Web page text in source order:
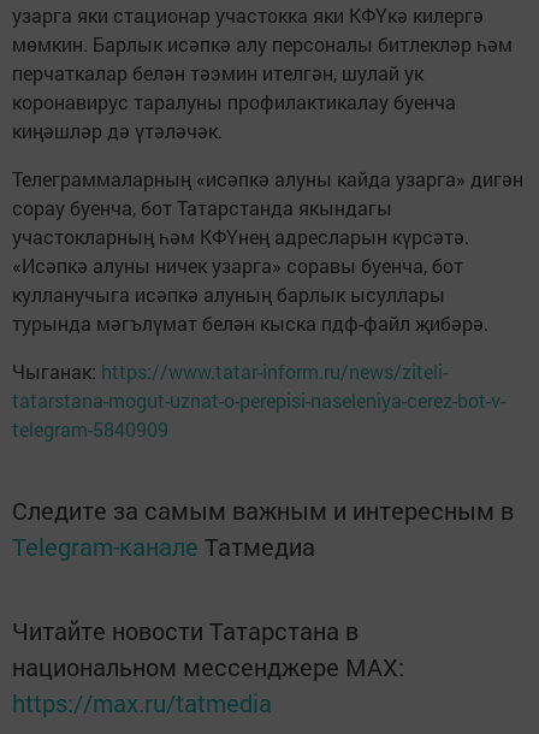
узарга яки стационар участокка яки КФҮкә килергә
мөмкин. Барлык исәпкә алу персоналы битлекләр һәм
перчаткалар белән тәэмин ителгән, шулай ук
коронавирус таралуны профилактикалау буенча
киңәшләр дә үтәләчәк.
Телеграммаларның «исәпкә алуны кайда узарга» дигән
сорау буенча, бот Татарстанда якындагы
участокларның һәм КФҮнең адресларын күрсәтә.
«Исәпкә алуны ничек узарга» соравы буенча, бот
кулланучыга исәпкә алуның барлык ысуллары
турында мәгълүмат белән кыска пдф-файл җибәрә.
Чыганак: https://www.tatar-inform.ru/news/ziteli-
tatarstana-mogut-uznat-o-perepisi-naseleniya-cerez-bot-v-
telegram-5840909
Следите за самым важным и интересным в
Telegram-канале Татмедиа
Читайте новости Татарстана в
национальном мессенджере MАХ:
https://max.ru/tatmedia